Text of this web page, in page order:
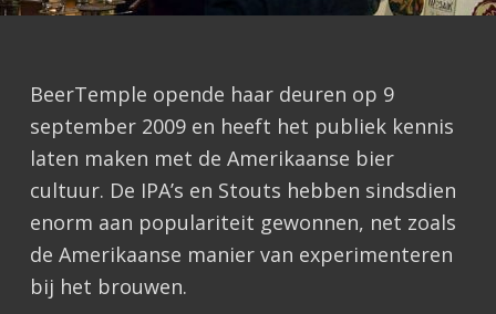
BeerTemple opende haar deuren op 9
september 2009 en heeft het publiek kennis
laten maken met de Amerikaanse bier
cultuur. De IPA’s en Stouts hebben sindsdien
enorm aan populariteit gewonnen, net zoals
de Amerikaanse manier van experimenteren
bij het brouwen.